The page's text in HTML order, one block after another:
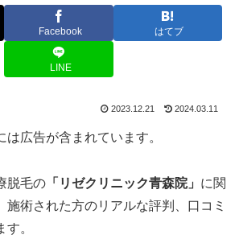
Facebook はてブ
LINE
2023.12.21 2024.03.11
広告が含まれています。
脱毛の 「リゼクリニック青森院」 に関
施術された方のリアルな評判、口コミ
。